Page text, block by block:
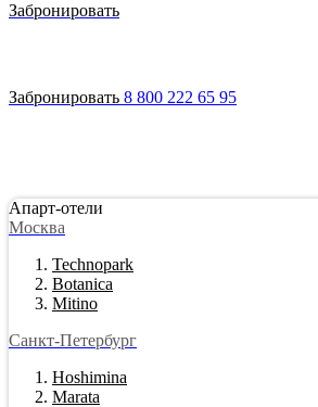
Забронировать
Забронировать 8 800 222 65 95
Апарт-отели
Москва
Technopark
Botanica
Mitino
Санкт-Петербург
Hoshimina
Marata